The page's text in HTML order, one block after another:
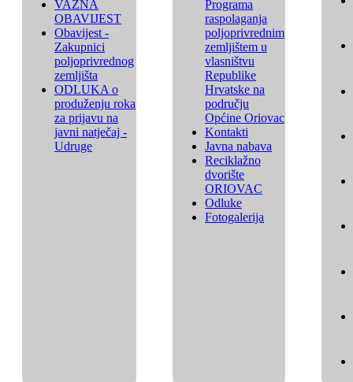
VAŽNA
OBAVIJEST
Obavijest -
Zakupnici
poljoprivrednog
zemljišta
ODLUKA o
produženju roka
za prijavu na
javni natječaj -
Udruge
Programa
raspolaganja
poljoprivrednim
zemljištem u
vlasništvu
Republike
Hrvatske na
području
Općine Oriovac
Kontakti
Javna nabava
Reciklažno
dvorište
ORIOVAC
Odluke
Fotogalerija